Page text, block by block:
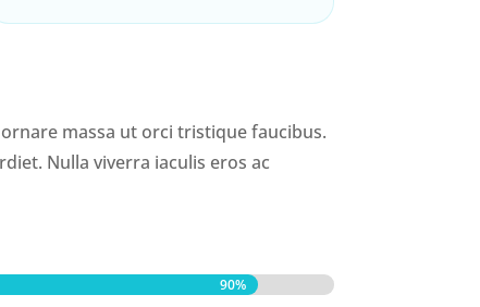
massa ut orci tristique faucibus.
Nulla viverra iaculis eros ac
90%
90%